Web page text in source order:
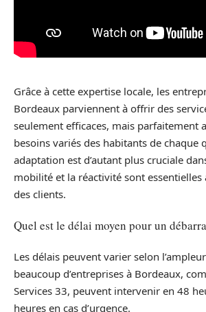
Grâce à cette expertise locale, les
Bordeaux parviennent à offrir des
seulement efficaces, mais parfaitement
besoins variés des habitants de chaque
adaptation est d’autant plus cruciale
mobilité et la réactivité sont essentielles
des clients.
Quel est le délai moyen pour un
Les délais peuvent varier selon
beaucoup d’entreprises à Bordeaux,
Services 33, peuvent intervenir en 48
heures en cas d’urgence.